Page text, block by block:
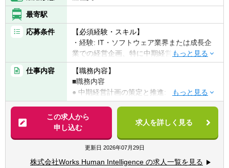
最寄駅
応募条件
【必須経験・スキル】
・経験: IT・ソフトウェア業界または成長企
業での経営企画、特に中期経営計画や予算策
定の実務経験
・財務会計知識: 高度な会計・財務知識を有
し、P/L、B/S、C/Fを深く理解している方。
会計監査・コンサルティング等も含め、経
理部門との連携経験があれば尚可。
・プロセス構築・改善能力: 経営管理や業務
プロセスの設計・改善に関する実務経験、ま
たは強い意欲がある方。
・分析スキル: Excel(高度な関数、ピボットテ
ーブル)やBIツール(Tableau, Power BI等)を用
仕事内容
【職務内容】
■職務内容
● 中期経営計画の策定と推進:
・全社レベルでの翌3年間の中期経営計画
策定プロセス全体を主導する。
・策定にあたり、各部門と連携し、中期経
営計画上の目標設定とアクションプランを構
築する。
この求人から
申し込む
求人を詳しく見る
更新日 2026年07月29日
株式会社Works Human Intelligence の求人一覧を見る